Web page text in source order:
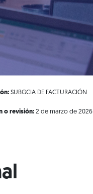
SUBGCIA DE FACTURACIÓN
o revisión: 2 de marzo de 2026